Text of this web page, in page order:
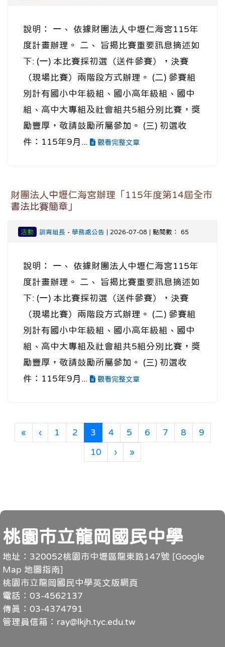
說明： 一、 依據財團法人中壢仁海宮115年
度計畫辦理。 二、 旨揭比賽重要訊息摘述如
下: (一) 本比賽採初選（送件參賽），決賽
（現場比賽）兩階段方式辦理。 (二) 參賽組
別計有國小中年級組、國小高年級組、國中
組、高中大專組及社會組共5組分別比賽，獎
勵豐厚，敬請鼓勵所屬參加。 (三) 初選收
件：115年9月...
觀看完整文章
財團法人中壢仁海宮辦理「115年度第14屆全市
書法比賽簡章」
活動 訓育組長 - 學務處公告 | 2026-07-08 | 點閱數： 65
說明： 一、 依據財團法人中壢仁海宮115年
度計畫辦理。 二、 旨揭比賽重要訊息摘述如
下: (一) 本比賽採初選（送件參賽），決賽
（現場比賽）兩階段方式辦理。 (二) 參賽組
別計有國小中年級組、國小高年級組、國中
組、高中大專組及社會組共5組分別比賽，獎
勵豐厚，敬請鼓勵所屬參加。 (三) 初選收
件：115年9月...
觀看完整文章
«第一頁
‹上一頁
1 2 3(目前頁次)
4 5 6 7 8 9
10 ›下一頁
»最後頁
頁尾
桃園市立龍岡國民中學
地址：320052桃園市中壢區龍東路147號 [Google
Map 地圖指南]
桃園市立龍岡國民中學英文版網頁
電話：03-4562137
傳真：03-4374791
管理員信箱：ray@lkjh.tyc.edu.tw